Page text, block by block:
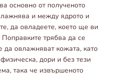
основно от полученото
и между ядрото и
да овладеете, което ще ви
Поправките трябва да се
да овлажняват кожата, като
дори и без тези
така че извършеното